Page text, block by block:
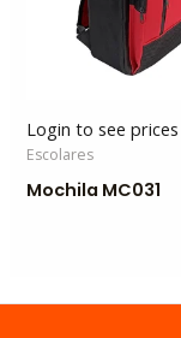
Login to see prices
Escolares
Mochila MC031